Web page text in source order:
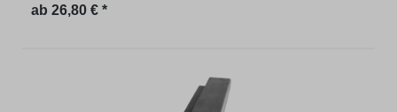
Regulärer Preis:
ab 26,80 € *